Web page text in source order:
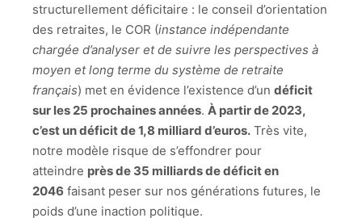
structurellement déficitaire : le conseil d’orientation
des retraites, le COR (instance indépendante
chargée d’analyser et de suivre les perspectives à
moyen et long terme du système de retraite
français) met en évidence l’existence d’un déficit
sur les 25 prochaines années. À partir de 2023,
c’est un déficit de 1,8 milliard d’euros. Très vite,
notre modèle risque de s’effondrer pour
atteindre près de 35 milliards de déficit en
2046 faisant peser sur nos générations futures, le
poids d’une inaction politique.